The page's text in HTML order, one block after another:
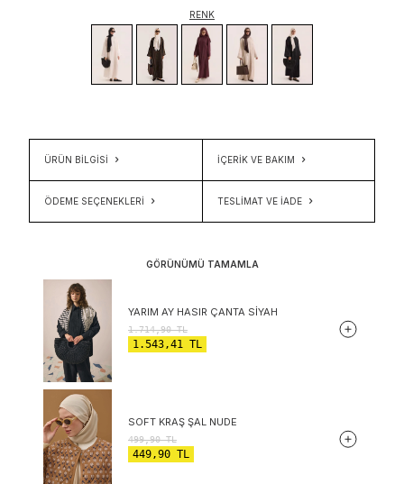
RENK
ÜRÜN BİLGİSİ İÇERIK VE BAKIM
ÖDEME SEÇENEKLERI TESLIMAT VE İADE
GÖRÜNÜMÜ TAMAMLA
YARIM AY HASIR ÇANTA SIYAH
1.714,90TL
1.543,41 TL
SOFT KRAŞ ŞAL NUDE
499,90TL
449,90 TL